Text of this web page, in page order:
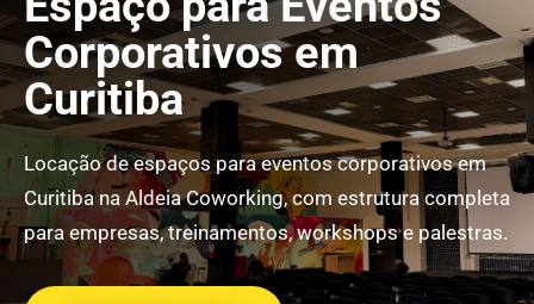
Corporativos em
Curitiba
Locação de espaços para eventos corporativos em
Curitiba na Aldeia Coworking, com estrutura completa
para empresas, treinamentos, workshops e palestras.